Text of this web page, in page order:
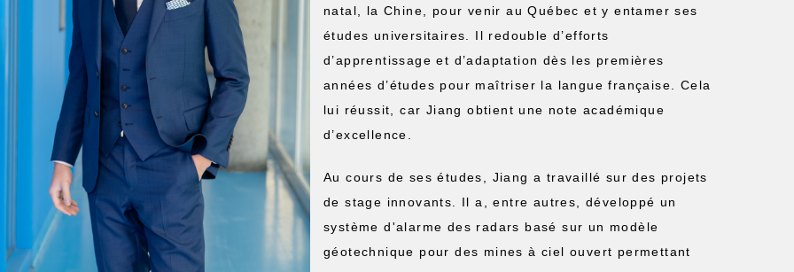
natal, la Chine, pour venir au Québec et y entamer ses
études universitaires. Il redouble d’efforts
d’apprentissage et d’adaptation dès les premières
années d’études pour maîtriser la langue française. Cela
lui réussit, car Jiang obtient une note académique
d’excellence.
Au cours de ses études, Jiang a travaillé sur des projets
de stage innovants. Il a, entre autres, développé un
système d'alarme des radars basé sur un modèle
géotechnique pour des mines à ciel ouvert permettant